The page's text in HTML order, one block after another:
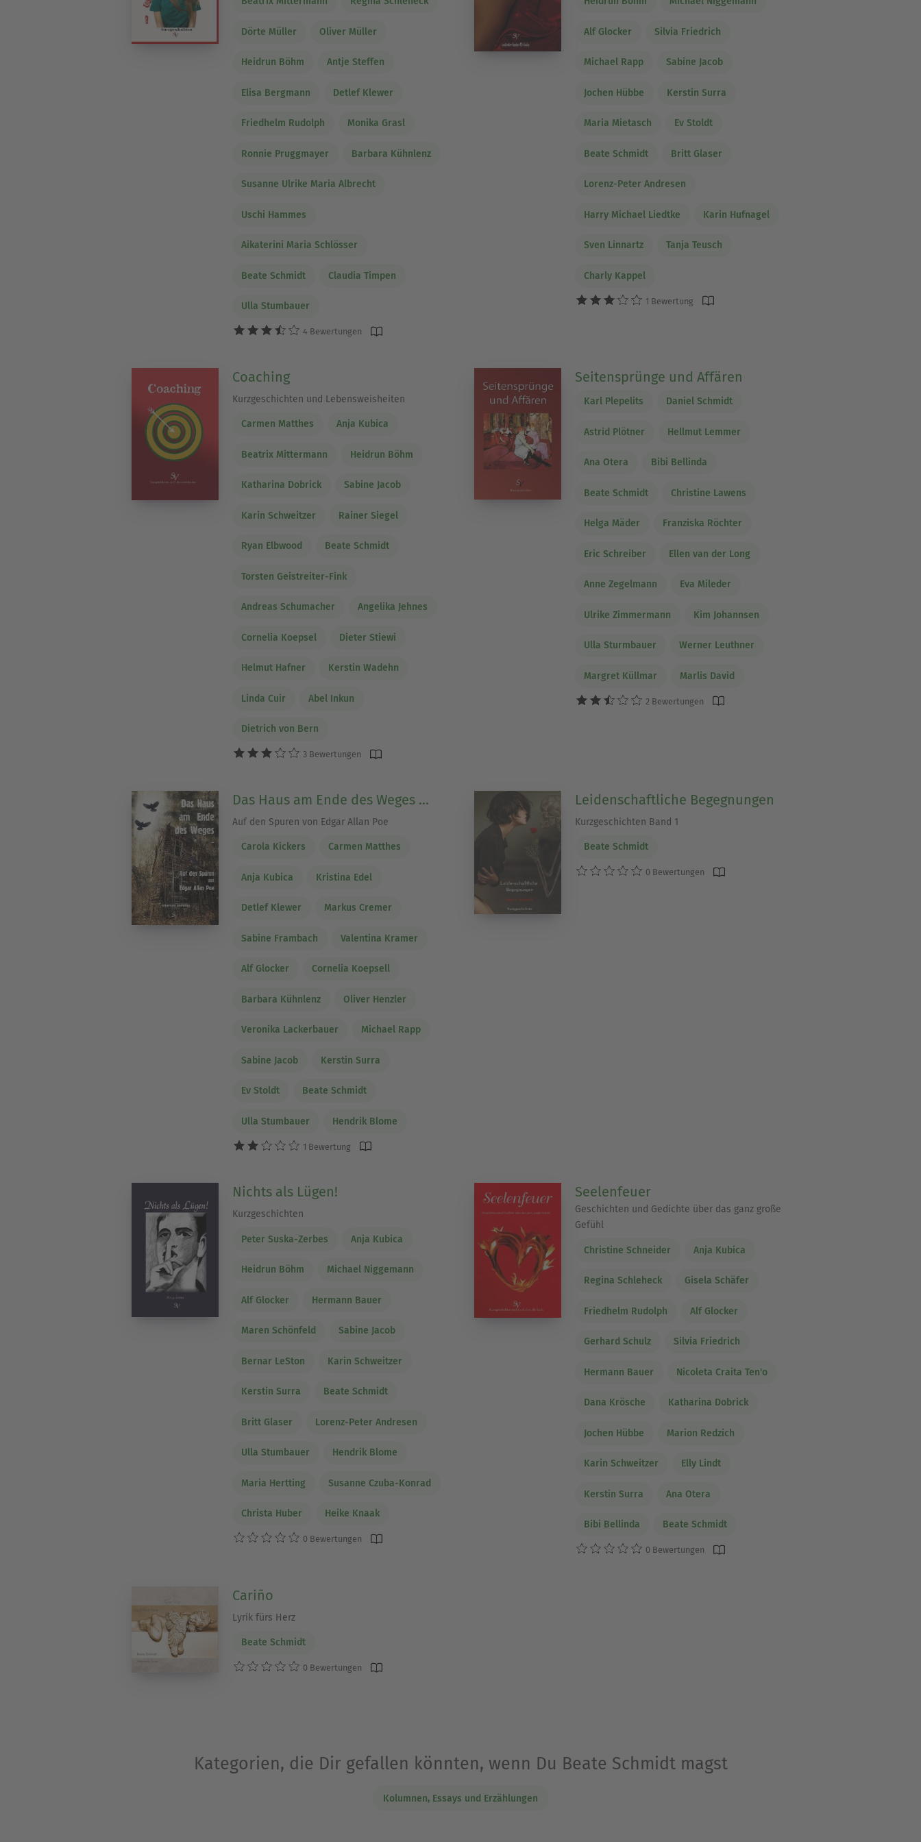
Dörte Müller Oliver Müller
Heidrun Böhm Antje Steffen
Elisa Bergmann Detlef Klewer
Friedhelm Rudolph Monika Grasl
Ronnie Pruggmayer Barbara Kühnlenz
Susanne Ulrike Maria Albrecht
Uschi Hammes
Aikaterini Maria Schlösser
Beate Schmidt Claudia Timpen
Ulla Stumbauer
4 Bewertungen
Alf Glocker Silvia Friedrich
Michael Rapp Sabine Jacob
Jochen Hübbe Kerstin Surra
Maria Mietasch Ev Stoldt
Beate Schmidt Britt Glaser
Lorenz-Peter Andresen
Harry Michael Liedtke Karin Hufnagel
Sven Linnartz Tanja Teusch
Charly Kappel
1 Bewertung
Coaching
Kurzgeschichten und Lebensweisheiten
Carmen Matthes Anja Kubica
Beatrix Mittermann Heidrun Böhm
Katharina Dobrick Sabine Jacob
Karin Schweitzer Rainer Siegel
Ryan Elbwood Beate Schmidt
Torsten Geistreiter-Fink
Andreas Schumacher Angelika Jehnes
Cornelia Koepsel Dieter Stiewi
Helmut Hafner Kerstin Wadehn
Linda Cuir Abel Inkun
Dietrich von Bern
3 Bewertungen
Seitensprünge und Affären
Karl Plepelits Daniel Schmidt
Astrid Plötner Hellmut Lemmer
Ana Otera Bibi Bellinda
Beate Schmidt Christine Lawens
Helga Mäder Franziska Röchter
Eric Schreiber Ellen van der Long
Anne Zegelmann Eva Mileder
Ulrike Zimmermann Kim Johannsen
Ulla Sturmbauer Werner Leuthner
Margret Küllmar Marlis David
2 Bewertungen
Das Haus am Ende des Weges ...
Auf den Spuren von Edgar Allan Poe
Carola Kickers Carmen Matthes
Anja Kubica Kristina Edel
Detlef Klewer Markus Cremer
Sabine Frambach Valentina Kramer
Alf Glocker Cornelia Koepsell
Barbara Kühnlenz Oliver Henzler
Veronika Lackerbauer Michael Rapp
Sabine Jacob Kerstin Surra
Ev Stoldt Beate Schmidt
Ulla Stumbauer Hendrik Blome
1 Bewertung
Leidenschaftliche Begegnungen
Kurzgeschichten Band 1
Beate Schmidt
0 Bewertungen
Nichts als Lügen!
Kurzgeschichten
Peter Suska-Zerbes Anja Kubica
Heidrun Böhm Michael Niggemann
Alf Glocker Hermann Bauer
Maren Schönfeld Sabine Jacob
Bernar LeSton Karin Schweitzer
Kerstin Surra Beate Schmidt
Britt Glaser Lorenz-Peter Andresen
Ulla Stumbauer Hendrik Blome
Maria Hertting Susanne Czuba-Konrad
Christa Huber Heike Knaak
0 Bewertungen
Seelenfeuer
Geschichten und Gedichte über das ganz große
Gefühl
Christine Schneider Anja Kubica
Regina Schleheck Gisela Schäfer
Friedhelm Rudolph Alf Glocker
Gerhard Schulz Silvia Friedrich
Hermann Bauer Nicoleta Craita Ten'o
Dana Krösche Katharina Dobrick
Jochen Hübbe Marion Redzich
Karin Schweitzer Elly Lindt
Kerstin Surra Ana Otera
Bibi Bellinda Beate Schmidt
0 Bewertungen
Cariño
Lyrik fürs Herz
Beate Schmidt
0 Bewertungen
Kategorien, die Dir gefallen könnten, wenn Du Beate Schmidt magst
Kolumnen, Essays und Erzählungen